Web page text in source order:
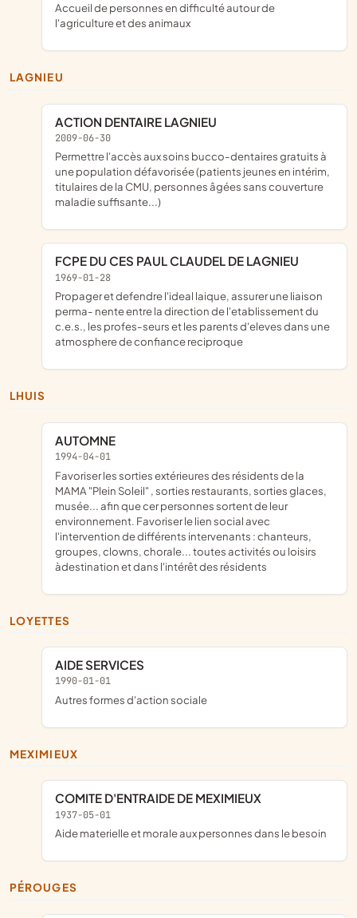
accueil de personnes en difficulté autour de
l'agriculture et des animaux
LAGNIEU
ACTION DENTAIRE LAGNIEU
2009-06-30
permettre l'accès aux soins bucco-dentaires gratuits à
une population défavorisée (patients jeunes en intérim,
titulaires de la CMU, personnes âgées sans couverture
maladie suffisante...)
FCPE DU CES PAUL CLAUDEL DE LAGNIEU
1969-01-28
propager et defendre l'ideal laique, assurer une liaison
perma- nente entre la direction de l'etablissement du
c.e.s., les profes-seurs et les parents d'eleves dans une
atmosphere de confiance reciproque
LHUIS
AUTOMNE
1994-04-01
favoriser les sorties extérieures des résidents de la
MAMA "Plein Soleil" , sorties restaurants, sorties glaces,
musée... afin que cer personnes sortent de leur
environnement. Favoriser le lien social avec
l'intervention de différents intervenants : chanteurs,
groupes, clowns, chorale... toutes activités ou loisirs
àdestination et dans l'intérêt des résidents
LOYETTES
AIDE SERVICES
1990-01-01
Autres formes d'action sociale
MEXIMIEUX
COMITE D'ENTRAIDE DE MEXIMIEUX
1937-05-01
aide materielle et morale aux personnes dans le besoin
PÉROUGES